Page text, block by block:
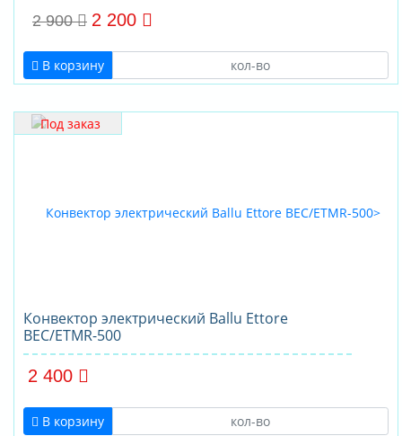
2 900 2 200
В корзину
Под заказ
Конвектор электрический Ballu Ettore
BEC/ETMR-500
2 400
В корзину